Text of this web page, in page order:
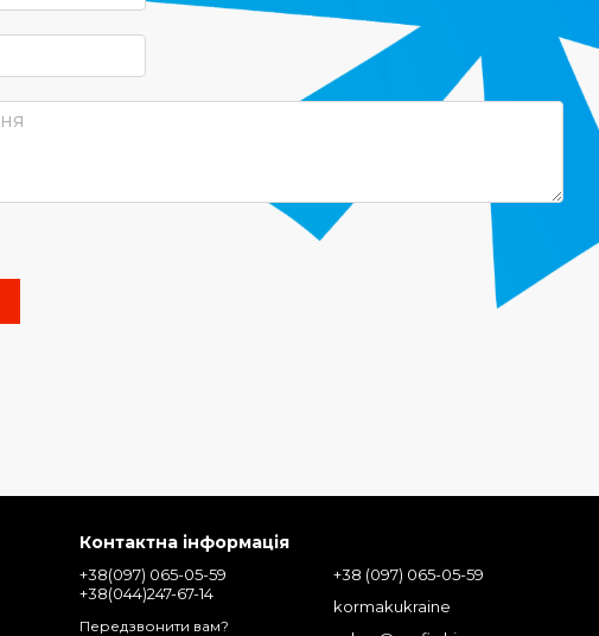
Контактна інформація
+38(097) 065-05-59
+38(044)247-67-14
Передзвонити вам?
+38 (097) 065-05-59
kormakukraine